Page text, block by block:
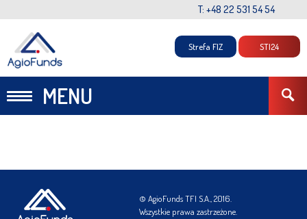
T: +48 22 531 54 54
MENU
Strefa FIZ STI24
© AgioFunds TFI S.A., 2016.
Wszystkie prawa zastrzeżone.